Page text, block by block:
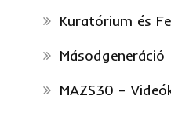
Kuratórium és
Másodgeneráció
MAZS30 –